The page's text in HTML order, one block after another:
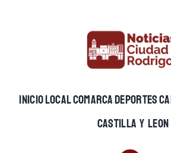
INICIOLOCALCOMARCADEPORTES
CASTILLA Y LEON